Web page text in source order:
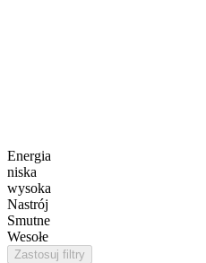
Energia
niska
wysoka
Nastrój
Smutne
Wesołe
Zastosuj filtry